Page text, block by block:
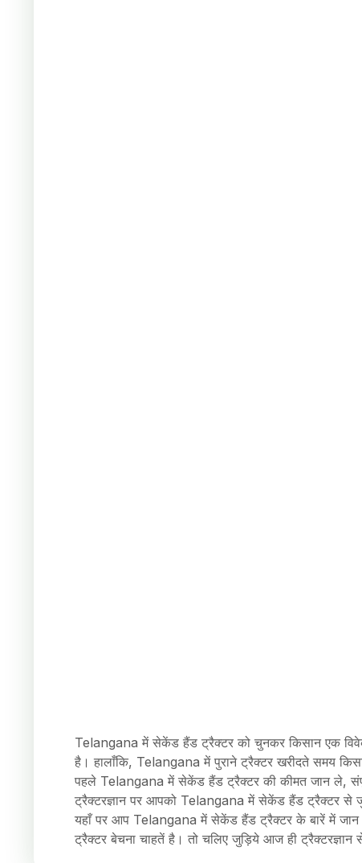
Telangana में सेकेंड हैंड ट्रैक्टर को चुनकर किसान एक
है। हालाँकि, Telangana में पुराने ट्रैक्टर खरीदते समय
पहले Telangana में सेकेंड हैंड ट्रैक्टर की कीमत जान ले,
ट्रैक्टरज्ञान पर आपको Telangana में सेकेंड हैंड ट्रैक्टर से
यहाँ पर आप Telangana में सेकेंड हैंड ट्रैक्टर के बारें में
ट्रैक्टर बेचना चाहतें है। तो चलिए जुड़िये आज ही